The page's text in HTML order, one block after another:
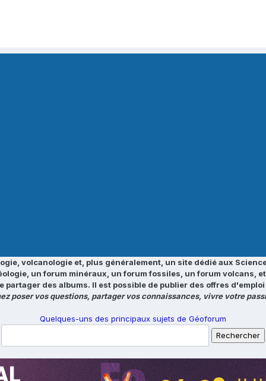
volcanologie et, plus généralement, un site dédié aux
un forum minéraux, un forum fossiles, un forum volcans,
des albums. Il est possible de publier des offres
poser vos questions, partager vos connaissances, vivre votre
Quelques-uns des principaux sujets de Géoforum